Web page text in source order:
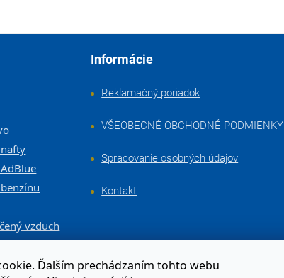
Ďalším prechádzaním tohto webu
vzduch
Informácie
Reklamačný poriadok
VŠEOBECNÉ OBCHODNÉ PODMIENKY
Spracovanie osobných údajov
Kontakt